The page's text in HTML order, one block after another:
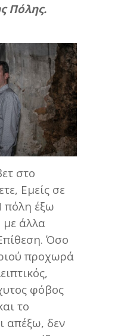
Πόλης.
στο
Εμείς σε
πόλη έξω
με άλλα
Όσο
προχωρά
φόβος
το
απέξω, δεν